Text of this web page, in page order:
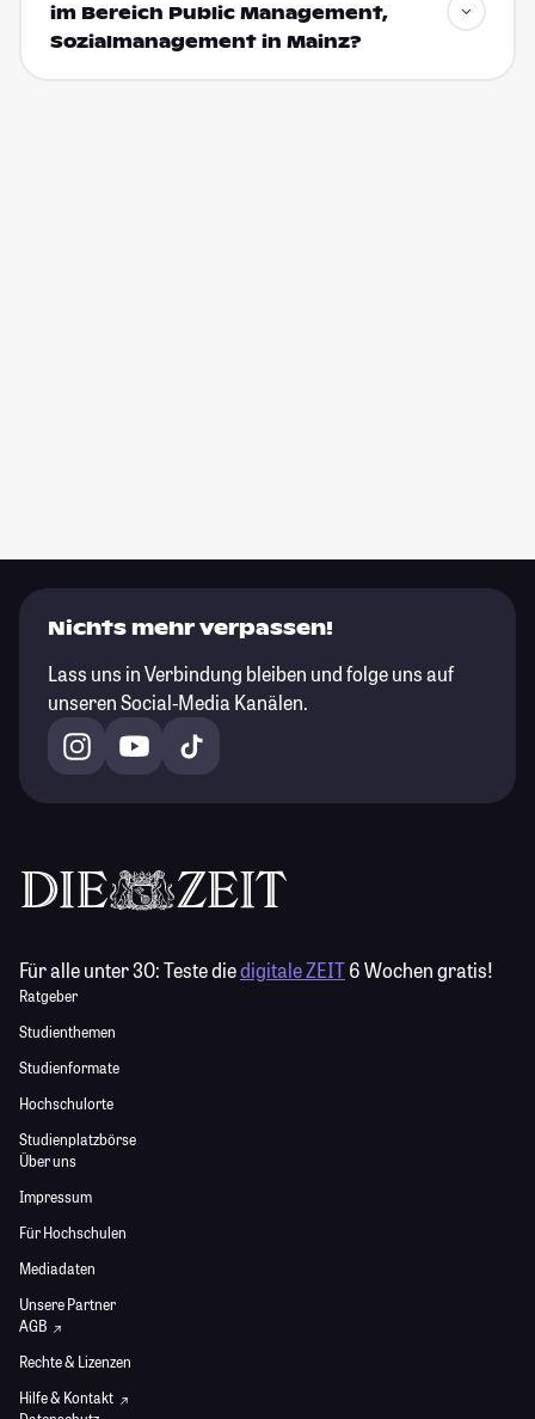
im Bereich Public Management,
Sozialmanagement in Mainz?
Nichts mehr verpassen!
Lass uns in Verbindung bleiben und folge uns auf
unseren Social-Media Kanälen.
Für alle unter 30:Teste diedigitale ZEIT6 Wochen gratis!
Ratgeber
Studienthemen
Studienformate
Hochschulorte
Studienplatzbörse
Über uns
Impressum
Für Hochschulen
Mediadaten
Unsere Partner
AGB
Rechte & Lizenzen
Hilfe & Kontakt